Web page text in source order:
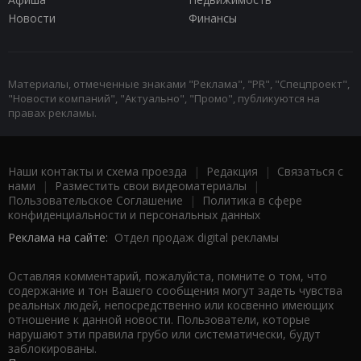
Новости
Финансы
Материалы, отмеченные знаками "Реклама", "PR", "Спецпроект",
"Новости компаний", "Актуально", "Промо", публикуются на
правах рекламы.
Наши контакты и схема проезда | Редакция | Связаться с
нами | Разместить свои видеоматериалы |
Пользовательское Соглашение |
Политика в сфере
конфиденциальности и персональных данных
Реклама на сайте: Отдел продаж digital рекламы
Оставляя комментарий, пожалуйста, помните о том, что
содержание и тон Вашего сообщения могут задеть чувства
реальных людей, непосредственно или косвенно имеющих
отношение к данной новости. Пользователи, которые
нарушают эти правила грубо или систематически, будут
заблокированы.